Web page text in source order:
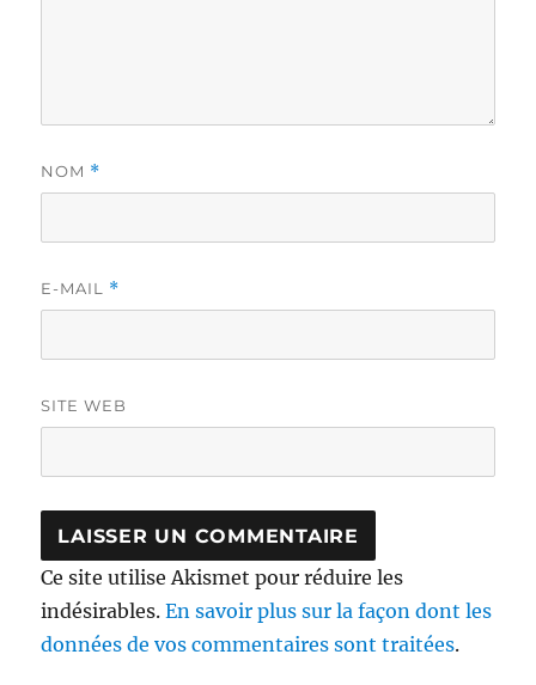
NOM *
E-MAIL *
SITE WEB
Ce site utilise Akismet pour réduire les
indésirables.En savoir plus sur la façon dont les
données de vos commentaires sont traitées.